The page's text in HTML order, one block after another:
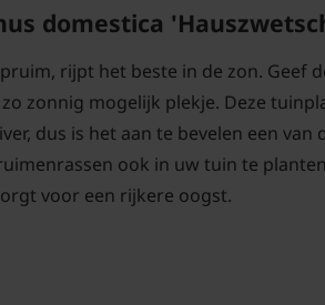
domestica
rijpt het beste in de zon. Geef
zonnig mogelijk plekje. Deze
dus is het aan te bevelen een van
ook in uw tuin te
voor een rijkere oogst.